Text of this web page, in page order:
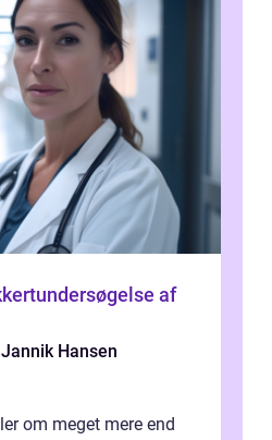
Jannik Hansen
om meget mere end